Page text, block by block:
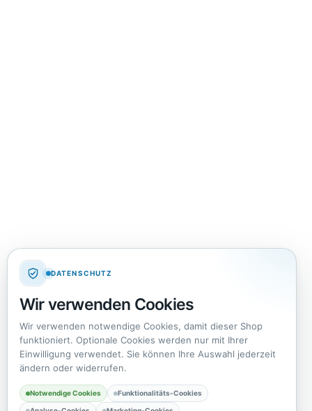
DATENSCHUTZ
Wir verwenden Cookies
Wir verwenden notwendige Cookies, damit dieser Shop
funktioniert. Optionale Cookies werden nur mit Ihrer
Einwilligung verwendet. Sie können Ihre Auswahl jederzeit
ändern oder widerrufen.
Notwendige Cookies Funktionalitäts-Cookies